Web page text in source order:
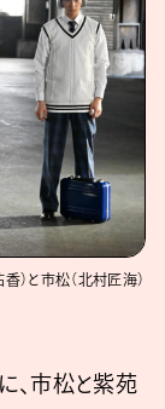
）と市松（北村匠海）
、市松と紫苑